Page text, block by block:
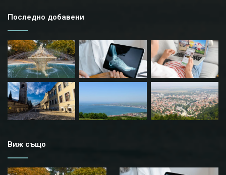
Последно добавени
Виж също